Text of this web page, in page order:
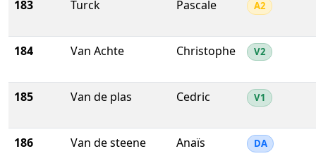
183 Turck Pascale A2
184 Van Achte Christophe V2
185 Van de plas Cedric V1
186 Van de steene Anaïs DA